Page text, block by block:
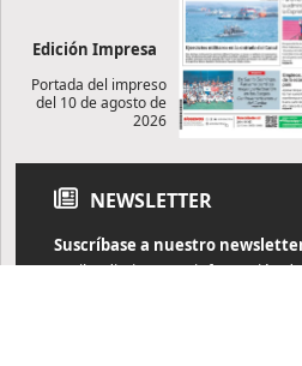
Edición Impresa
Portada del impreso
del 10 de agosto de
2026
NEWSLETTER
Suscríbase a nuestro
Reciba diariamente información